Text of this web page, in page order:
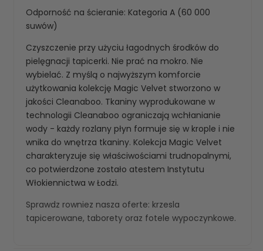
Odporność na ścieranie: Kategoria A (60 000
suwów)
Czyszczenie przy użyciu łagodnych środków do
pielęgnacji tapicerki. Nie prać na mokro. Nie
wybielać. Z myślą o najwyższym komforcie
użytkowania kolekcję Magic Velvet stworzono w
jakości Cleanaboo. Tkaniny wyprodukowane w
technologii Cleanaboo ograniczają wchłanianie
wody - każdy rozlany płyn formuje się w krople i nie
wnika do wnętrza tkaniny. Kolekcja Magic Velvet
charakteryzuje się właściwościami trudnopalnymi,
co potwierdzone zostało atestem Instytutu
Włokiennictwa w Łodzi.
Sprawdz rowniez nasza oferte: krzesla
tapicerowane, taborety oraz fotele wypoczynkowe.